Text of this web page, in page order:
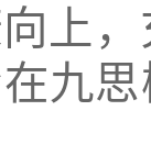
上
九